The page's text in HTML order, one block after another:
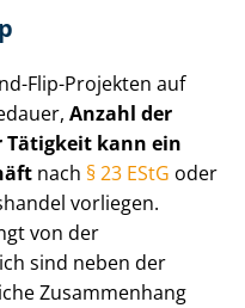
Flip-Projekten auf
Anzahl der
Tätigkeit kann ein
nach § 23 EStG oder
vorliegen.
von der
sind neben der
Zusammenhang